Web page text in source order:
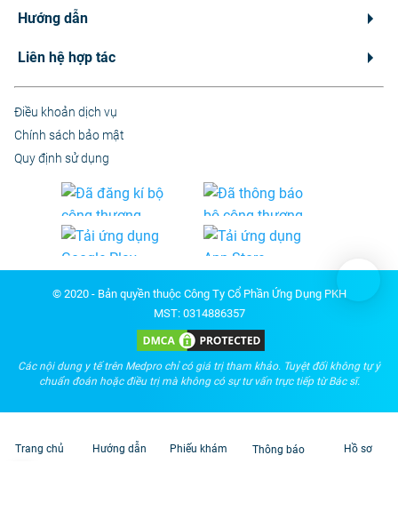
Hướng dẫn
Liên hệ hợp tác
Điều khoản dịch vụ
Chính sách bảo mật
Quy định sử dụng
© 2020 - Bản quyền thuộc Công Ty Cổ Phần Ứng Dụng PKH
MST: 0314886357
Các nội dung y tế trên Medpro chỉ có giá trị tham khảo. Tuyệt đối không tự ý
chuẩn đoán hoặc điều trị mà không có sự tư vấn trực tiếp từ Bác sĩ.
Trang chủ Hướng dẫn Phiếu khám Thông báo Hồ sơ